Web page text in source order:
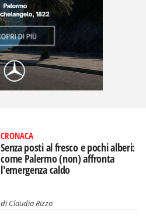
CRONACA
Senza posti al fresco e pochi alberi:
come Palermo (non) affronta
l'emergenza caldo
diClaudia Rizzo